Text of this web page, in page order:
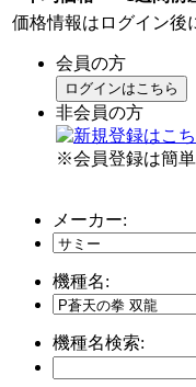
価格情報はログイン後
会員の方
ログインはこちら
非会員の方
※会員登録は簡単
メーカー:
機種名:
機種名検索: